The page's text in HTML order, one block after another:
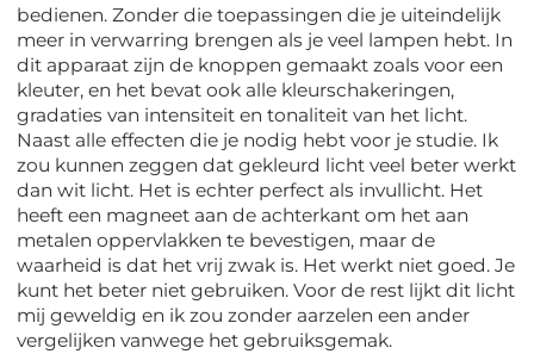
bedienen. Zonder die toepassingen die je uiteindelijk
meer in verwarring brengen als je veel lampen hebt. In
dit apparaat zijn de knoppen gemaakt zoals voor een
kleuter, en het bevat ook alle kleurschakeringen,
gradaties van intensiteit en tonaliteit van het licht.
Naast alle effecten die je nodig hebt voor je studie. Ik
zou kunnen zeggen dat gekleurd licht veel beter werkt
dan wit licht. Het is echter perfect als invullicht. Het
heeft een magneet aan de achterkant om het aan
metalen oppervlakken te bevestigen, maar de
waarheid is dat het vrij zwak is. Het werkt niet goed. Je
kunt het beter niet gebruiken. Voor de rest lijkt dit licht
mij geweldig en ik zou zonder aarzelen een ander
vergelijken vanwege het gebruiksgemak.